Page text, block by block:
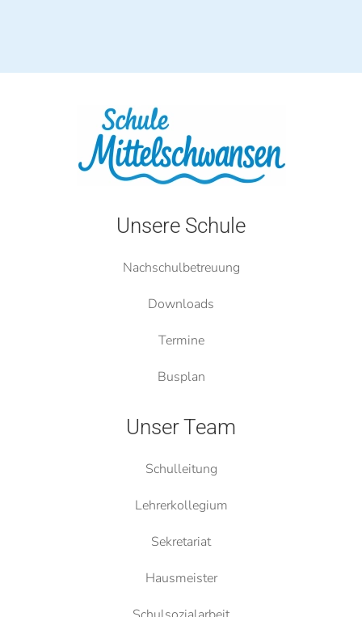
Unsere Schule
Nachschulbetreuung
Downloads
Termine
Busplan
Unser Team
Schulleitung
Lehrerkollegium
Sekretariat
Hausmeister